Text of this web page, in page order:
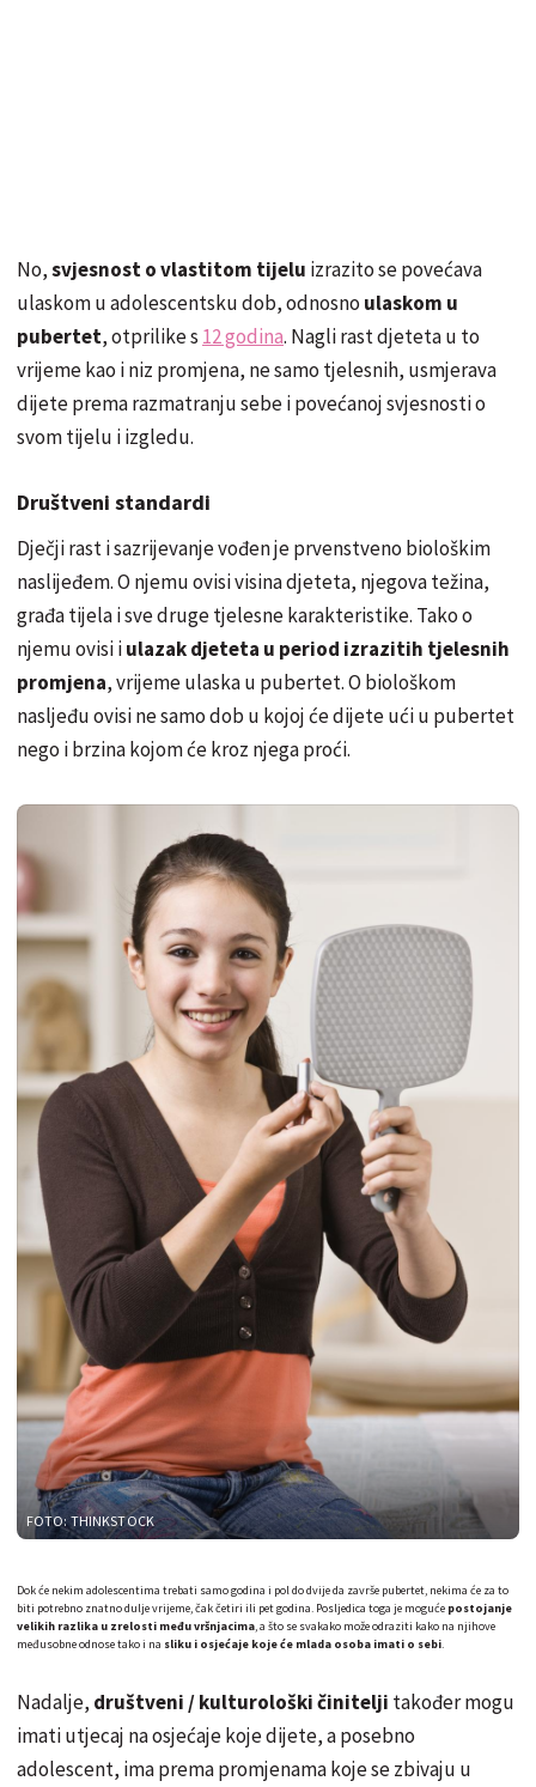
No,svjesnost o vlastitom tijelu izrazito se povećava
ulaskom u adolescentsku dob, odnosno ulaskom u
pubertet, otprilike s 12 godina. Nagli rast djeteta u to
vrijeme kao i niz promjena, ne samo tjelesnih, usmjerava
dijete prema razmatranju sebe i povećanoj svjesnosti o
svom tijelu i izgledu.
Društveni standardi
Dječji rast i sazrijevanje vođen je prvenstveno biološkim
naslijeđem. O njemu ovisi visina djeteta, njegova težina,
građa tijela i sve druge tjelesne karakteristike. Tako o
njemu ovisi iulazak djeteta u period izrazitih tjelesnih
promjena, vrijeme ulaska u pubertet. O biološkom
nasljeđu ovisi ne samo dob u kojoj će dijete ući u pubertet
nego i brzina kojom će kroz njega proći.
FOTO: THINKSTOCK
Dok će nekim adolescentima trebati samo godina i pol do dvije da završe pubertet, nekima će za to
biti potrebno znatno dulje vrijeme, čak četiri ili pet godina. Posljedica toga je moguće postojanje
velikih razlika u zrelosti među vršnjacima , a što se svakako može odraziti kako na njihove
međusobne odnose tako i na sliku i osjećaje koje će mlada osoba imati o sebi
Nadalje, društveni / kulturološki činitelji također mogu
imati utjecaj na osjećaje koje dijete, a posebno
adolescent, ima prema promjenama koje se zbivaju u